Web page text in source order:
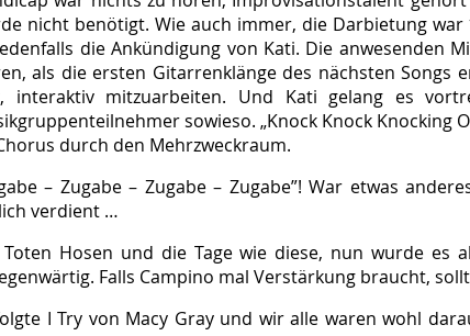
nicht benötigt. Wie auch immer, die Darbietung
die Ankündigung von Kati. Die anwesenden
als die ersten Gitarrenklänge des nächsten Songs
interaktiv mitzuarbeiten. Und Kati gelang es
sowieso. „Knock Knock Knocking
durch den Mehrzweckraum.
– Zugabe – Zugabe – Zugabe”! War etwas
verdient …
Toten Hosen und die Tage wie diese, nun wurde
Falls Campino mal Verstärkung braucht,
I Try von Macy Gray und wir alle waren wohl